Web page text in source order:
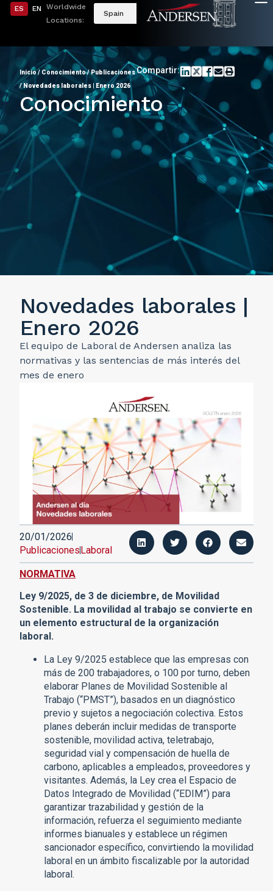
ES EN
Worldwide
Locations:
Spain
Inicio/ Conocimiento/Publicaciones
/Novedades laborales | Enero 2026
Compartir:
Conocimiento
Novedades laborales |
Enero 2026
El equipo de Laboral de Andersen analiza las
normativas y las sentencias de más interés del
mes de enero
20/01/2026
PublicacionesLaboral
NORMATIVA
Ley 9/2025, de 3 de diciembre, de Movilidad
Sostenible. La movilidad al trabajo se convierte en
un elemento estructural de la organización
laboral.
La Ley 9/2025 establece que las empresas con
más de 200 trabajadores, o 100 por turno, deben
elaborar Planes de Movilidad Sostenible al
Trabajo (“PMST”), basados en un diagnóstico
previo y sujetos a negociación colectiva. Estos
planes deberán incluir medidas de transporte
sostenible, movilidad activa, teletrabajo,
seguridad vial y compensación de huella de
carbono, aplicables a empleados, proveedores y
visitantes. Además, la Ley crea el Espacio de
Datos Integrado de Movilidad (“EDIM”) para
garantizar trazabilidad y gestión de la
información, refuerza el seguimiento mediante
informes bianuales y establece un régimen
sancionador específico, convirtiendo la movilidad
laboral en un ámbito fiscalizable por la autoridad
laboral.